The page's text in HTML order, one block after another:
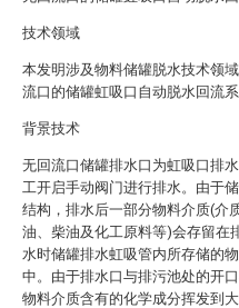
技术领域
本发明涉及物料储罐脱水技术领
流口的储罐虹吸口自动脱水回流系
背景技术
无回流口储罐排水口为虹吸口排
工开启手动阀门进行排水。由于
结构，排水后一部分物料介质(介
油、柴油及化工原料等)会存留在
水时储罐排水虹吸管内所存储的
中。由于排水口与排污池处的开
物料介质含有的化学成分挥发到